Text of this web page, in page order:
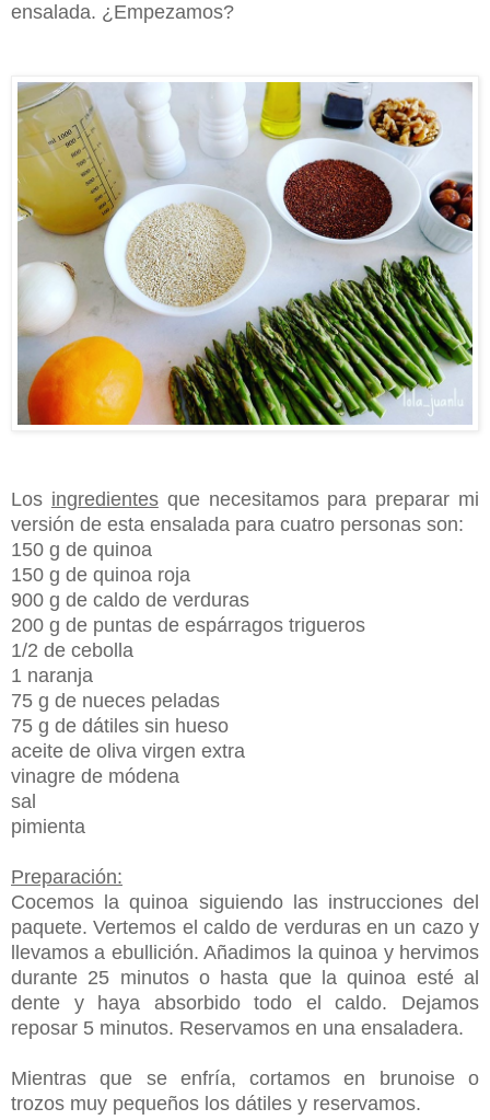
ensalada. ¿Empezamos?
Los ingredientesque necesitamos para preparar mi
versión de esta ensalada para cuatro personas son:
150 g de quinoa
150 g de quinoa roja
900 g de caldo de verduras
200 g de puntas de espárragos trigueros
1/2 de cebolla
1 naranja
75 g de nueces peladas
75 g de dátiles sin hueso
aceite de oliva virgen extra
vinagre de módena
sal
pimienta
Preparación:
Cocemos la quinoa siguiendo las instrucciones del
paquete. Vertemos el caldo de verduras en un cazo y
llevamos a ebullición. Añadimos la quinoa y hervimos
durante 25 minutos o hasta que la quinoa esté al
dente y haya absorbido todo el caldo. Dejamos
reposar 5 minutos. Reservamos en una ensaladera.
Mientras que se enfría, cortamos en brunoise o
trozos muy pequeños los dátiles y reservamos.